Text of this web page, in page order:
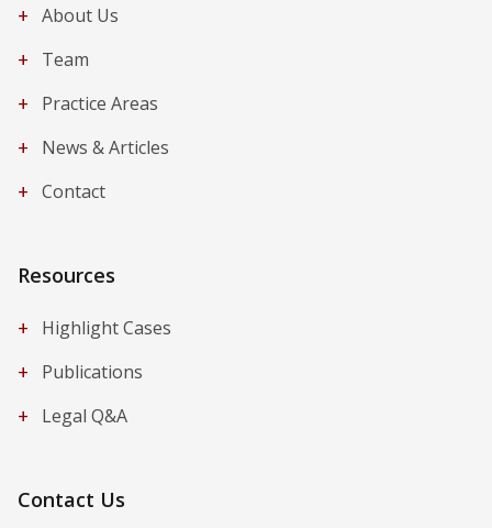
+ About Us
+ Team
+ Practice Areas
+ News & Articles
+ Contact
Resources
+
Highlight Cases
+ Publications
+ Legal Q&A
Contact Us